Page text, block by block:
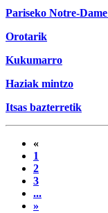
Pariseko Notre-
Orotarik
Kukumarro
Haziak mintzo
Itsas bazterretik
«
1
2
3
...
»